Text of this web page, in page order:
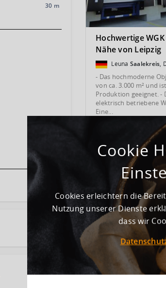
30 m
Hochwertige
Nähe von Leipzig
Leuna Saalekreis,
- Das hochmoderne
von ca. 3.000 m² und
Produktion geeignet. -
elektrisch betriebene
Eine...
Auf
VERGLEICHEN
Cookie
Cookies erleichtern die
Nutzung unserer Dienste
dass wir